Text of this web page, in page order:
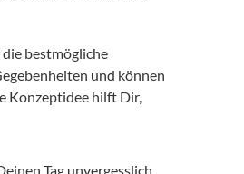
bestmögliche
und können
Konzeptidee hilft Dir,
Tag unvergesslich